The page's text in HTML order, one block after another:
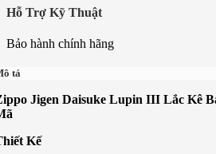
Hỗ Trợ Kỹ Thuật
Bảo hành chính hãng
tả
Jigen Daisuke Lupin III Lắc Kê
Kế